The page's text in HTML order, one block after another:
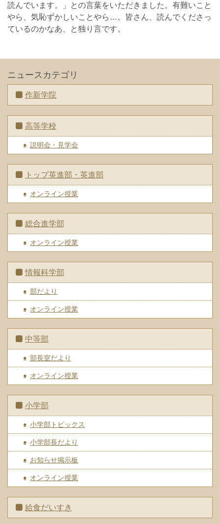
読んでいます。」との言葉をいただきました。有難いこと
やら、気恥ずかしいことやら…。皆さん、読んでくださっ
ているのかなあ、と独り言です。
ニュースカテゴリ
作新学院
高等学校
説明会・見学会
トップ英進部・英進部
オンライン授業
総合進学部
オンライン授業
情報科学部
部だより
オンライン授業
中等部
部長室だより
オンライン授業
小学部
小学部トピックス
小学部長だより
お知らせ掲示板
オンライン授業
給食だいすき